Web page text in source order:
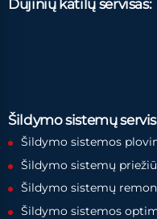
Dujinių katilų servisas:
Šildymo sistemų
Šildymo sistemos
Šildymo sistemų
Šildymo sistemų
Šildymo sistemos